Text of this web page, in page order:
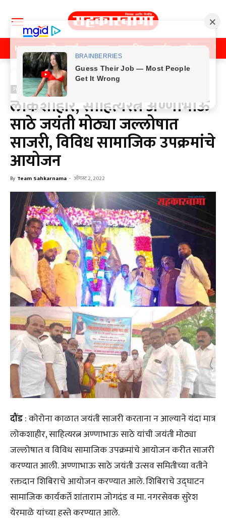
Home पुणे मुंबई महाराष्ट्र राजकीय क्राईम मनोरंजन
Home Previos News
Previos News
लोकशाहीर, साहित्यरत्न अण्णाभाऊ
साठे जयंती मोठ्या जल्लोषात
साजरी, विविध सामाजिक उपक्रमांचे
आयोजन
By Team Sahkarnama - ऑगस्ट 2, 2022
दौंड: कोरोना काळात जयंती साजरी करताना न आल्याने यंदा मात्र
लोकशाहीर, साहित्यरत्न अण्णाभाऊ साठे यांची जयंती मोठ्या
जल्लोषात व विविध सामाजिक उपक्रमांचे आयोजन करीत साजरी
करण्यात आली. अण्णाभाऊ साठे जयंती उत्सव समितीच्या वतीने
रक्तदान शिबिराचे आयोजन करण्यात आले. शिबिराचे उद्घाटन
सामाजिक कार्यकर्ते शांताराम जोगदंड व मा. नगरसेवक सुरेश
येरमाळे यांच्या हस्ते करण्यात आले.